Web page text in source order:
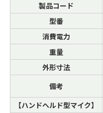
製品コード
型番
消費電力
重量
外形寸法
備考
【ハンドヘルド型マイク】